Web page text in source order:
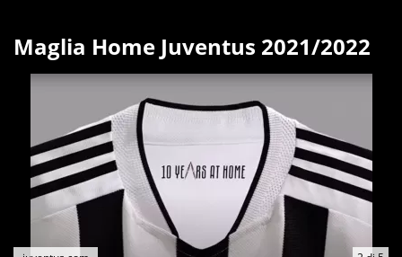
Maglia Home Juventus 2021/2022